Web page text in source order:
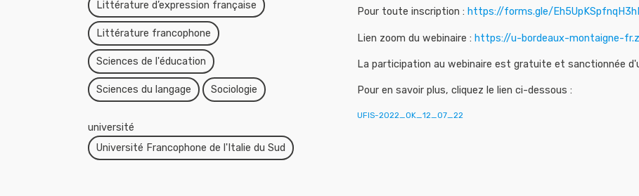
Littérature d’expression française
Littérature francophone
Sciences de l'éducation
Sciences du langage Sociologie
université
Université Francophone de l'Italie du Sud
Pour toute inscription : https://forms.gle/
Lien zoom du webinaire : https://u-bordeaux-montaigne-
La participation au webinaire est gratuite et sanctionnée
Pour en savoir plus, cliquez le lien ci-dessous :
UFIS-2022_OK_12_07_22